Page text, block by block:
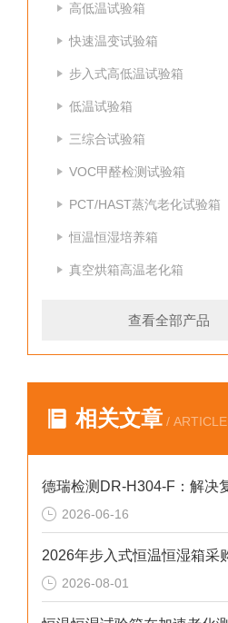
高低温试验箱
快速温变试验箱
步入式高低温试验箱
低温试验箱
三综合试验箱
VOC甲醛检测试验箱
PCT/HAST蒸汽老化试验箱
恒温恒湿培养箱
真空烘箱高温老化箱
查看全部产品
相关文章 / ARTICLE
2026-06-16
2026-08-01